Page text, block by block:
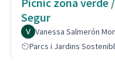
Segur
Vanessa Salmerón
Parcs i Jardins